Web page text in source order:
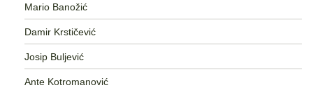
Mario Banožić
Damir Krstičević
Josip Buljević
Ante Kotromanović